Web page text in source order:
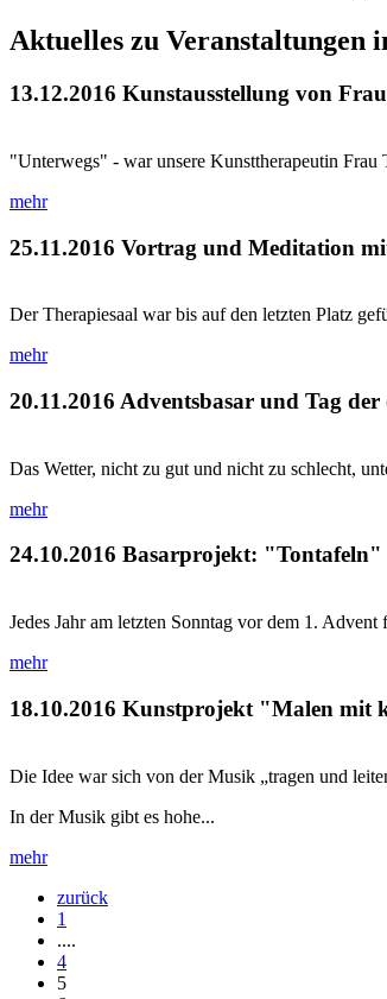
Aktuelles zu Veranstaltungen
13.12.2016 Kunstausstellung von
"Unterwegs" - war unsere Kunsttherapeutin
mehr
25.11.2016 Vortrag und Meditation
Der Therapiesaal war bis auf den letzten Platz
mehr
20.11.2016 Adventsbasar und Tag
Das Wetter, nicht zu gut und nicht zu schlecht,
mehr
24.10.2016 Basarprojekt: "Tontafeln"
Jedes Jahr am letzten Sonntag vor dem 1.
mehr
18.10.2016 Kunstprojekt "Malen mit
Die Idee war sich von der Musik „tragen und
In der Musik gibt es hohe...
mehr
zurück
1
....
4
5